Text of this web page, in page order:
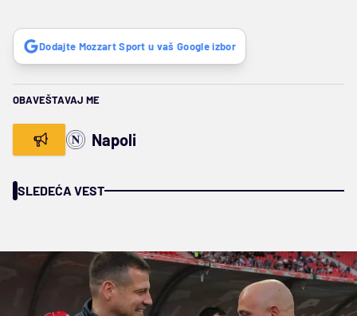
Dodajte Mozzart Sport u vaš Google izbor
OBAVEŠTAVAJ ME
Napoli
SLEDEĆA VEST